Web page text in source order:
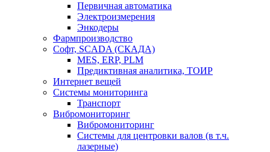
Первичная автоматика
Электроизмерения
Энкодеры
Фармпроизводство
Софт, SCADA (СКАДА)
MES, ERP, PLM
Предиктивная аналитика, ТОИР
Интернет вещей
Системы мониторинга
Транспорт
Вибромониторинг
Вибромониторинг
Системы для центровки валов (в т.ч.
лазерные)